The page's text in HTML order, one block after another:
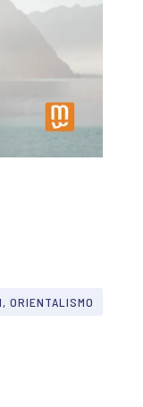
ORIENTALISMO